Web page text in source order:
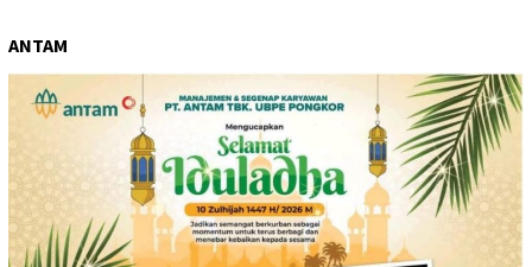
ANTAM